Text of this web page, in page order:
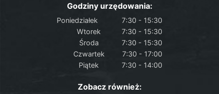
Godziny urzędowania:
Poniedziałek
7:30 - 15:30
Wtorek
7:30 - 15:30
Środa
7:30 - 15:30
Czwartek
7:30 - 17:00
Piątek
7:30 - 14:00
Zobacz również: